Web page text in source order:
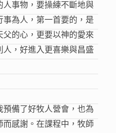
人事物，要操練不斷地與
為人，第一首要的，是
父的心，更要以神的愛來
，好進入更喜樂與昌盛
預備了好牧人營會，也為
而感謝。在課程中，牧師